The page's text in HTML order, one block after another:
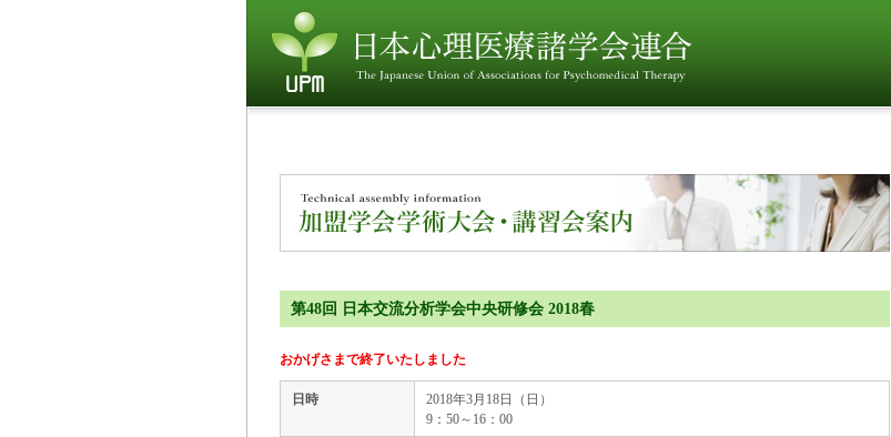
第48回 日本交流分析学会中央研修会 2018春
おかげさまで終了いたしました
日時
2018年3月18日（日）
9：50～16：00